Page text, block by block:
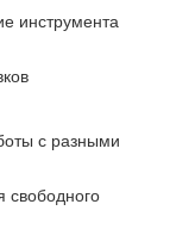
инструмента
с разными
свободного